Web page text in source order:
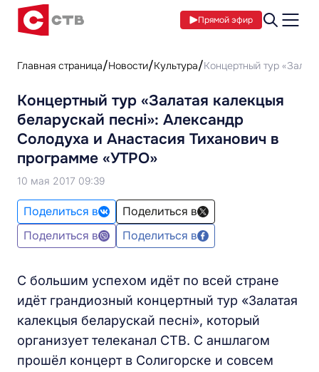
Прямой эфир
Главная страница Новости Культура Концертный тур
Концертный тур «Залатая калекцыя
беларускай песні»: Александр
Солодуха и Анастасия Тиханович в
программе «УТРО»
10 мая 2017 09:39
Поделиться в
Поделиться в
Поделиться в
Поделиться в
С большим успехом идёт по всей стране
идёт грандиозный концертный тур «Залатая
калекцыя беларускай песні», который
организует телеканал СТВ. С аншлагом
прошёл концерт в Солигорске и совсем